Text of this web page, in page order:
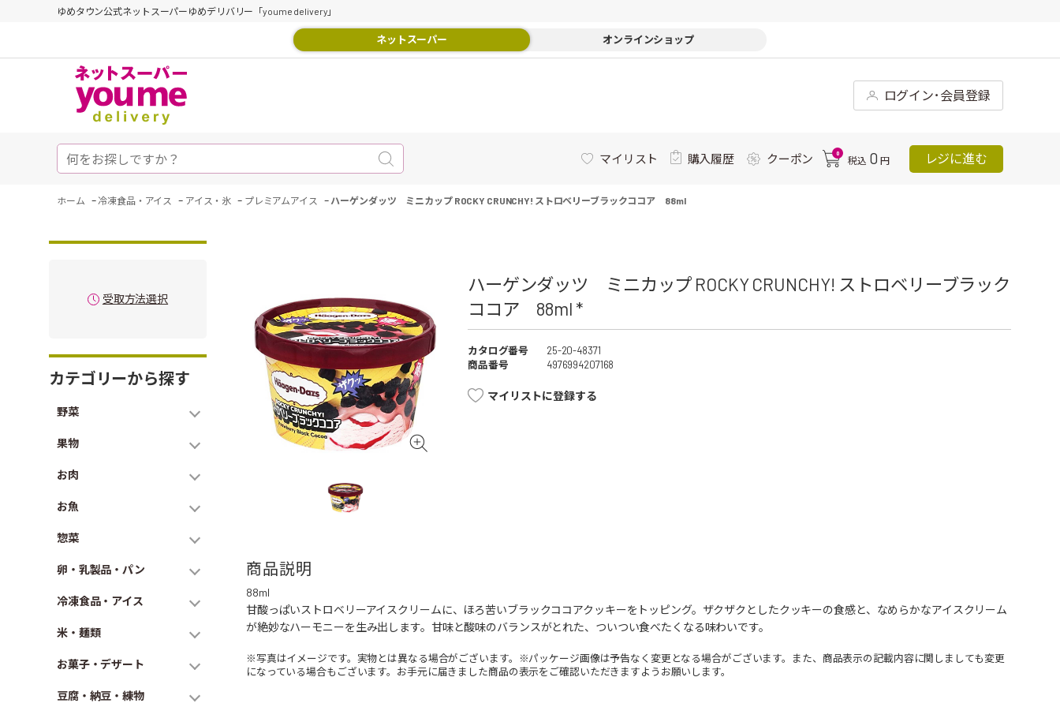
ゆめタウン公式ネットスーパーゆめデリバリー「youme delivery」
ネットスーパー オンラインショップ
ログイン･会員登録
マイリスト 購入履歴 クーポン 0
税込 0 円 レジに進む
ホーム - 冷凍食品・アイス - アイス・氷 - プレミアムアイス - ハーゲンダッツ ミニカップ ROCKY CRUNCHY! ストロベリーブラックココア 88ml
受取方法選択
カテゴリーから探す
野菜
果物
お肉
お魚
惣菜
卵・乳製品・パン
冷凍食品・アイス
米・麺類
お菓子・デザート
豆腐・納豆・練物
ハーゲンダッツ ミニカップ ROCKY CRUNCHY! ストロベリーブラック
ココア 88ml *
カタログ番号
25-20-48371
商品番号
4976994207168
マイリストに登録する
商品説明
88ml
甘酸っぱいストロベリーアイスクリームに、ほろ苦いブラックココアクッキーをトッピング。ザクザクとしたクッキーの食感と、なめらかなアイスクリーム
が絶妙なハーモニーを生み出します。甘味と酸味のバランスがとれた、ついつい食べたくなる味わいです。
※写真はイメージです。実物とは異なる場合がございます。※パッケージ画像は予告なく変更となる場合がございます。また、商品表示の記載内容に関しましても変更
になっている場合もございます。お手元に届きました商品の表示をご確認いただきますようお願いします。